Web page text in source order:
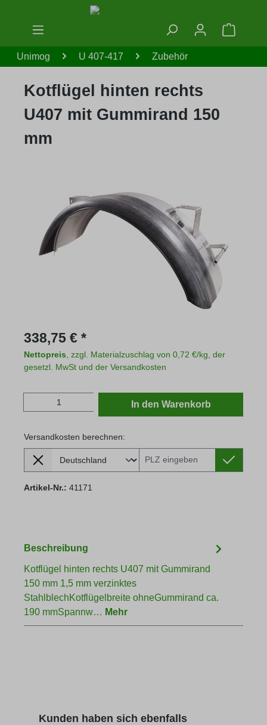
Zum Hauptinhalt springen
Unimog U 407-417 Zubehör
Kotflügel hinten rechts
U407 mit Gummirand 150
mm
Regulärer Preis:
338,75 € *
Nettopreis , zzgl. Materialzuschlag von 0,72 €/kg, der
gesetzl. MwSt und der Versandkosten
Produkt Anzahl: Gib den gewünschten
In den Warenkorb
Versandkosten berechnen:
Lieferland
Versandkosten berechnen:
Artikel-Nr.: 41171
Beschreibung
Kotflügel hinten rechts U407 mit Gummirand
150 mm 1,5 mm verzinktes
StahlblechKotflügelbreite ohneGummirand ca.
190 mmSpannw… Mehr
Produktgalerie überspringen
Kunden haben sich ebenfalls